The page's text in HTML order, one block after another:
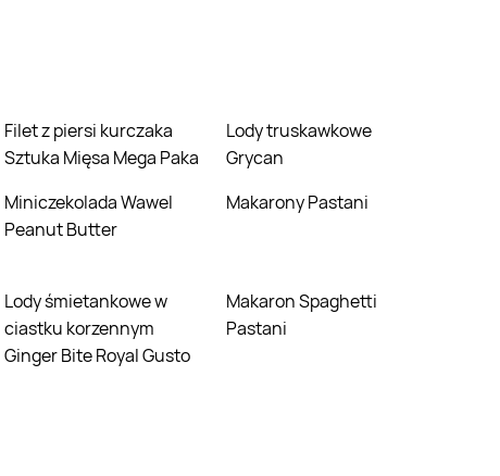
Filet z piersi kurczaka
Sztuka Mięsa Mega Paka
Lody truskawkowe
Grycan
Miniczekolada Wawel
Peanut Butter
Makarony Pastani
Lody śmietankowe w
ciastku korzennym
Ginger Bite Royal Gusto
Makaron Spaghetti
Pastani